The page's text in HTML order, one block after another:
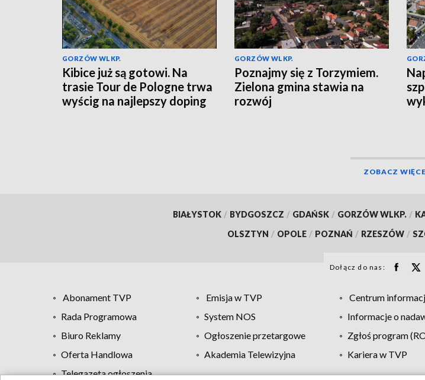
GORZÓW WLKP.
Kibice już są gotowi. Na
trasie Tour de Pologne trwa
wyścig na najlepszy doping
GORZÓW WLKP.
Poznajmy się z Torzymiem.
Zielona gmina stawia na
rozwój
ZOBACZ
BIAŁYSTOK / BYDGOSZCZ / GDAŃSK / GORZÓW WLKP. /
OLSZTYN / OPOLE / POZNAŃ / RZESZÓW /
Dołącz do nas:
Abonament TVP Emisja w TVP Centrum
Rada Programowa
System NOS Informacje o
Biuro Reklamy
Ogłoszenie przetargowe Zgłoś program
Oferta Handlowa
Akademia Telewizyjna Kariera w TVP
Telegazeta ogłoszenia